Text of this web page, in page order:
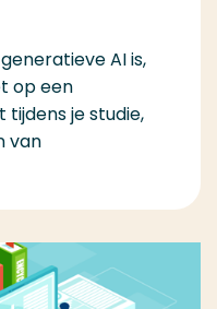
AI is,
op een
je studie,
van